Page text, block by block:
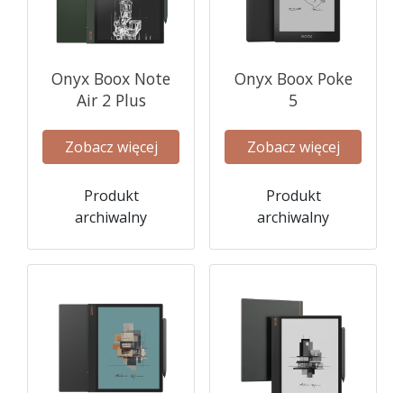
Onyx Boox Note
Air 2 Plus
Zobacz więcej
Produkt
archiwalny
Onyx Boox Poke
5
Zobacz więcej
Produkt
archiwalny